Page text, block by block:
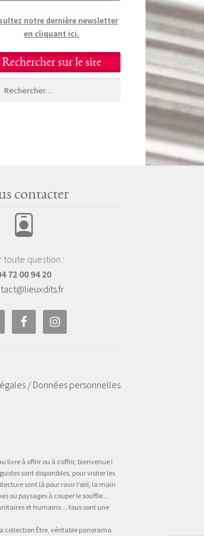
notre dernière newsletter
en cliquant ici.
Rechercher sur le site
:
contacter
toute question :
72 00 94 20
/ Données personnelles
à offrir ou à s’offrir, bienvenue !
sont disponibles, pour visiter les
sont là pour ravir l’œil, la main
ou paysages à couper le souffle...
et humains… tous sont une
collection Être, véritable panorama